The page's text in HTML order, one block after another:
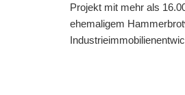
Projekt mit mehr als
ehemaligem